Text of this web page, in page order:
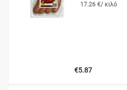
17.26 €/ κιλό
€5.87